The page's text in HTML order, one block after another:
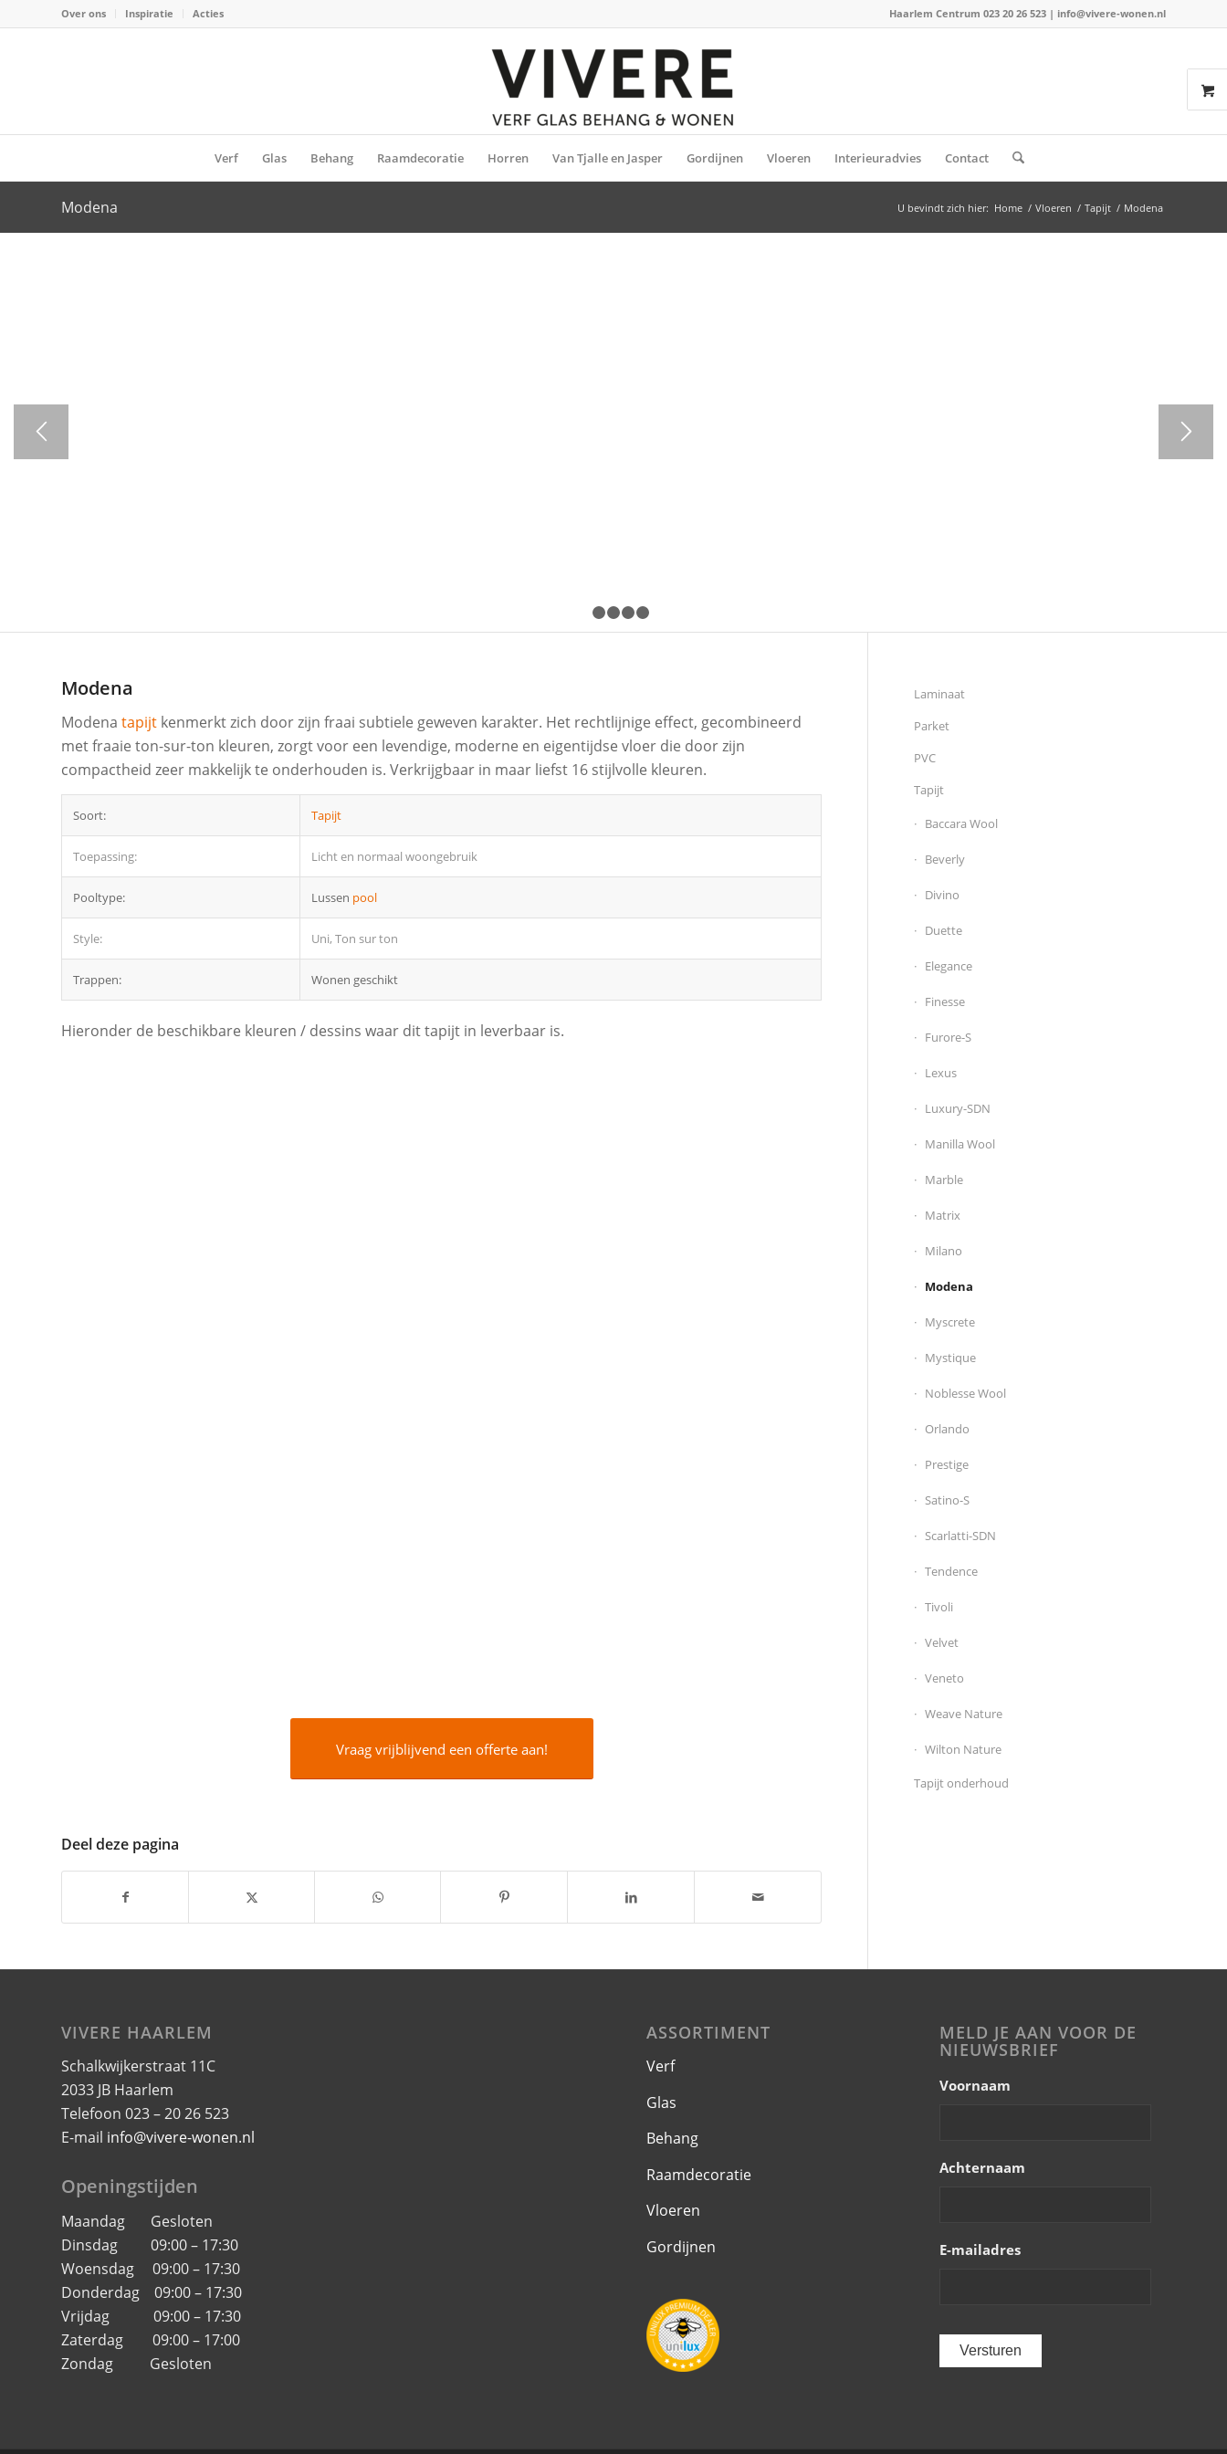
Over ons Inspiratie Acties Haarlem Centrum 023 20 26 523 | info@vivere-wonen.nl
Verf Glas Behang Raamdecoratie Horren Van Tjalle en Jasper Gordijnen Vloeren Interieuradvies Contact
Modena U bevindt zich hier: Home / Vloeren / Tapijt / Modena
Modena
Modena tapijt kenmerkt zich door zijn fraai subtiele geweven karakter. Het rechtlijnige effect, gecombineerd
met fraaie ton-sur-ton kleuren, zorgt voor een levendige, moderne en eigentijdse vloer die door zijn
compactheid zeer makkelijk te onderhouden is. Verkrijgbaar in maar liefst 16 stijlvolle kleuren.
Soort: Tapijt
Toepassing: Licht en normaal woongebruik
Pooltype: Lussen pool
Style: Uni, Ton sur ton
Trappen: Wonen geschikt
Hieronder de beschikbare kleuren / dessins waar dit tapijt in leverbaar is.
Vraag vrijblijvend een offerte aan!
Deel deze pagina
Laminaat
Parket
PVC
Tapijt
Baccara Wool
Beverly
Divino
Duette
Elegance
Finesse
Furore-S
Lexus
Luxury-SDN
Manilla Wool
Marble
Matrix
Milano
Modena
Myscrete
Mystique
Noblesse Wool
Orlando
Prestige
Satino-S
Scarlatti-SDN
Tendence
Tivoli
Velvet
Veneto
Weave Nature
Wilton Nature
Tapijt onderhoud
VIVERE HAARLEM
Schalkwijkerstraat 11C
2033 JB Haarlem
Telefoon 023 – 20 26 523
E-mail info@vivere-wonen.nl
Openingstijden
Maandag Gesloten
Dinsdag 09:00 – 17:30
Woensdag 09:00 – 17:30
Donderdag 09:00 – 17:30
Vrijdag 09:00 – 17:30
Zaterdag 09:00 – 17:00
Zondag Gesloten
ASSORTIMENT
Verf
Glas
Behang
Raamdecoratie
Vloeren
Gordijnen
MELD JE AAN VOOR DE
NIEUWSBRIEF
Voornaam
Achternaam
E-mailadres